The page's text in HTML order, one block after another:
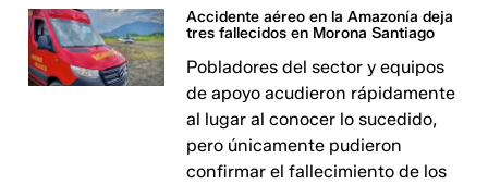
Accidente aéreo en la Amazonía deja
tres fallecidos en Morona Santiago
Pobladores del sector y equipos
de apoyo acudieron rápidamente
al lugar al conocer lo sucedido,
pero únicamente pudieron
confirmar el fallecimiento de los